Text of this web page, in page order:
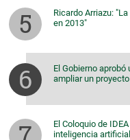
Ricardo Arriazu:
en 2013"
El Gobierno
ampliar un
El Coloquio de
inteligencia artificial